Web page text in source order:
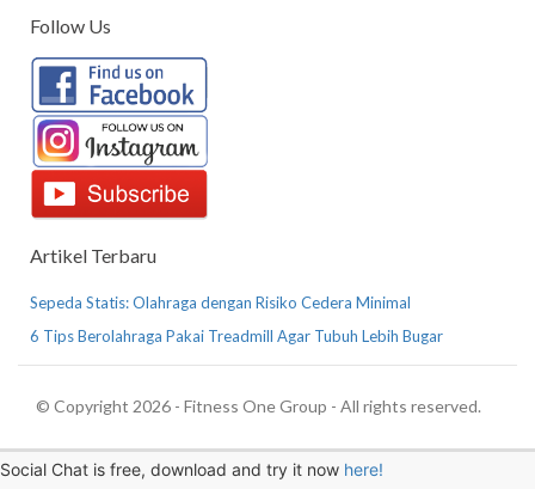
Follow Us
Artikel Terbaru
Sepeda Statis: Olahraga dengan Risiko Cedera Minimal
6 Tips Berolahraga Pakai Treadmill Agar Tubuh Lebih Bugar
© Copyright 2026 - Fitness One Group - All rights reserved.
Social Chat is free, download and try it now here!